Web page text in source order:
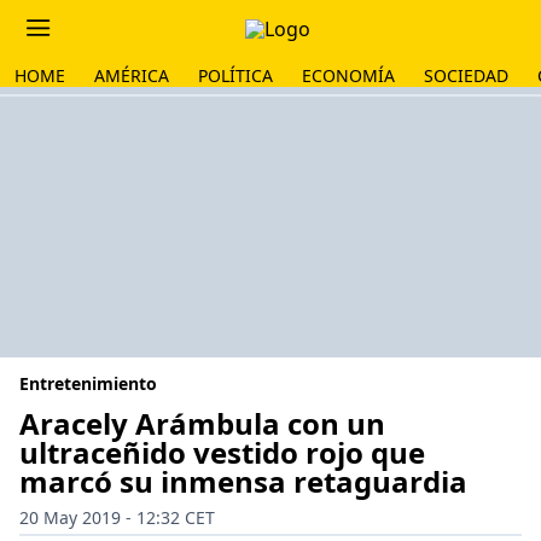
HOME AMÉRICA POLÍTICA ECONOMÍA SOCIEDAD
Entretenimiento
Aracely Arámbula con un
ultraceñido vestido rojo que
marcó su inmensa retaguardia
20 May 2019 - 12:32 CET